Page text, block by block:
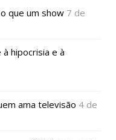
que um show 7 de
à hipocrisia e à
ama televisão 4 de